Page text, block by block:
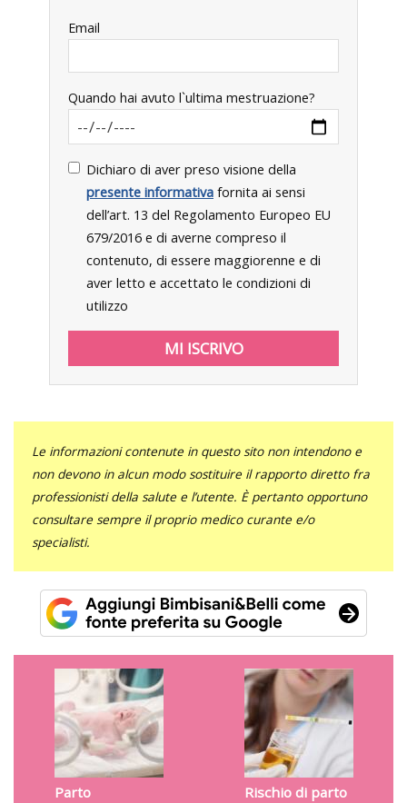
Email
Quando hai avuto l`ultima mestruazione?
Dichiaro di aver preso visione della
presente informativa fornita ai sensi
dell’art. 13 del Regolamento Europeo EU
679/2016 e di averne compreso il
contenuto, di essere maggiorenne e di
aver letto e accettato le condizioni di
utilizzo
Le informazioni contenute in questo sito non intendono e
non devono in alcun modo sostituire il rapporto diretto fra
professionisti della salute e l’utente. È pertanto opportuno
consultare sempre il proprio medico curante e/o
specialisti.
Parto
Rischio di parto